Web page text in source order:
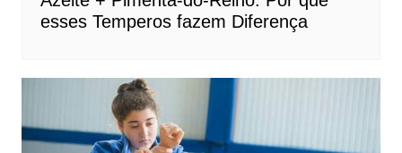
esses Temperos fazem Diferença